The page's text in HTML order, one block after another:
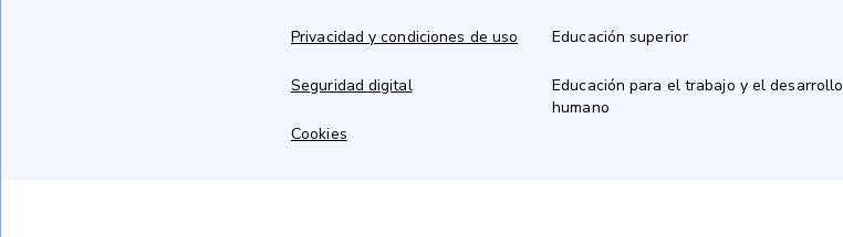
Privacidad y condiciones de uso
Seguridad digital
Cookies
Educación superior
Educación para el trabajo y el desarrollo
humano